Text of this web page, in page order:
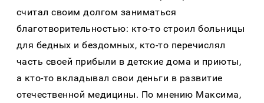
считал своим долгом заниматься
благотворительностью: кто-то строил больницы
для бедных и бездомных, кто-то перечислял
часть своей прибыли в детские дома и приюты,
а кто-то вкладывал свои деньги в развитие
отечественной медицины. По мнению Максима,